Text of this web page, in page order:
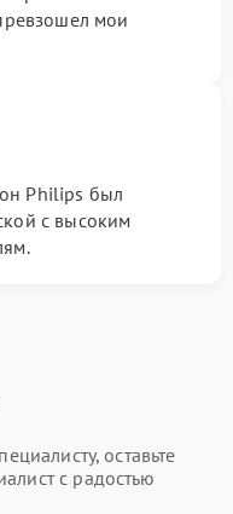
мои
Philips был
с высоким
оставьте
с радостью